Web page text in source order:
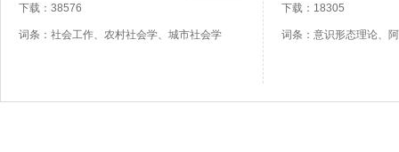
下载：38576
词条：社会工作、农村社会学、城市社会学
下载：18305
词条：意识形态理论、